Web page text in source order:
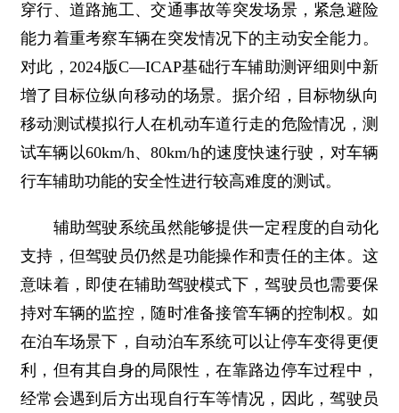
穿行、道路施工、交通事故等突发场景，紧急避险
能力着重考察车辆在突发情况下的主动安全能力。
对此，2024版C—ICAP基础行车辅助测评细则中新
增了目标位纵向移动的场景。据介绍，目标物纵向
移动测试模拟行人在机动车道行走的危险情况，测
试车辆以60km/h、80km/h的速度快速行驶，对车辆
行车辅助功能的安全性进行较高难度的测试。
辅助驾驶系统虽然能够提供一定程度的自动化
支持，但驾驶员仍然是功能操作和责任的主体。这
意味着，即使在辅助驾驶模式下，驾驶员也需要保
持对车辆的监控，随时准备接管车辆的控制权。如
在泊车场景下，自动泊车系统可以让停车变得更便
利，但有其自身的局限性，在靠路边停车过程中，
经常会遇到后方出现自行车等情况，因此，驾驶员